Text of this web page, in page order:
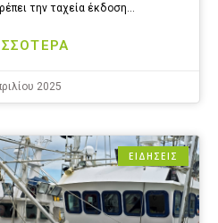
την ταχεία έκδοση…
2025
ΕΙΔΗΣΕΙΣ